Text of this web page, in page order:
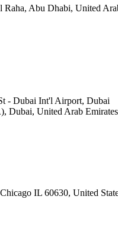
Raha, Abu Dhabi, United
- Dubai Int'l Airport, Dubai
Dubai, United Arab Emirates
IL 60630, United